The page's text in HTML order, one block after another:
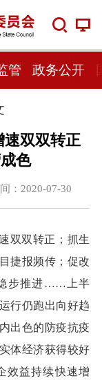
管 政务公开
速双双转正
色
：2020-07-30
双双转正；抓生
捷报频传；促改
步推进……上半
行仍跑出向好趋
出色的防疫抗疫
体经济获得较好
效益持续快速增